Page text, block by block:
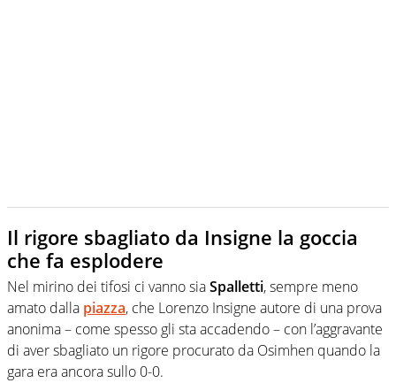
Il rigore sbagliato da Insigne la goccia
che fa esplodere
Nel mirino dei tifosi ci vanno siaSpalletti, sempre meno
amato dalla piazza, che Lorenzo Insigne autore di una prova
anonima – come spesso gli sta accadendo – con l’aggravante
di aver sbagliato un rigore procurato da Osimhen quando la
gara era ancora sullo 0-0.